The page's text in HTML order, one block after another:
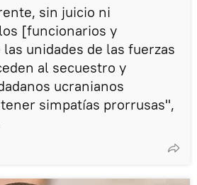
sin juicio ni
[funcionarios y
unidades de las fuerzas
al secuestro y
ucranianos
simpatías prorrusas",